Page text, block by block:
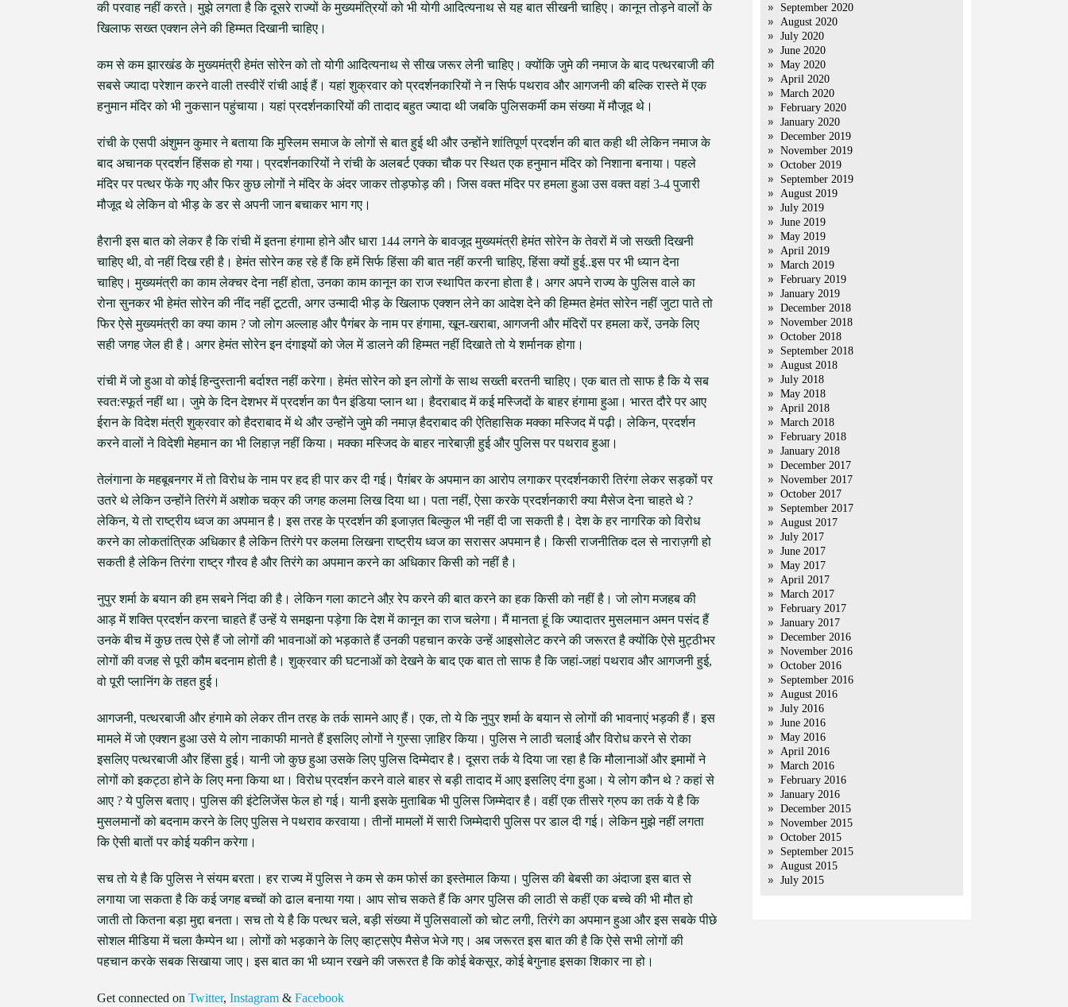
की परवाह नहीं करते। मुझे लगता है कि दूसरे राज्यों के मुख्यमंत्रियों को भी योगी आदित्यनाथ से यह बात सीखनी चाहिए। कानून तोड़ने वालों के
खिलाफ सख्त एक्शन लेने की हिम्मत दिखानी चाहिए।
कम से कम झारखंड के मुख्यमंत्री हेमंत सोरेन को तो योगी आदित्यनाथ से सीख जरूर लेनी चाहिए। क्योंकि जुमे की नमाज के बाद पत्थरबाजी की
सबसे ज्यादा परेशान करने वाली तस्वीरें रांची आई हैं। यहां शुक्रवार को प्रदर्शनकारियों ने न सिर्फ पथराव और आगजनी की बल्कि रास्ते में एक
हनुमान मंदिर को भी नुकसान पहुंचाया। यहां प्रदर्शनकारियों की तादाद बहुत ज्यादा थी जबकि पुलिसकर्मी कम संख्या में मौजूद थे।
रांची के एसपी अंशुमन कुमार ने बताया कि मुस्लिम समाज के लोगों से बात हुई थी और उन्होंने शांतिपूर्ण प्रदर्शन की बात कही थी लेकिन नमाज के
बाद अचानक प्रदर्शन हिंसक हो गया। प्रदर्शनकारियों ने रांची के अलबर्ट एक्का चौक पर स्थित एक हनुमान मंदिर को निशाना बनाया। पहले
मंदिर पर पत्थर फेंके गए और फिर कुछ लोगों ने मंदिर के अंदर जाकर तोड़फोड़ की। जिस वक्त मंदिर पर हमला हुआ उस वक्त वहां 3-4 पुजारी
मौजूद थे लेकिन वो भीड़ के डर से अपनी जान बचाकर भाग गए।
हैरानी इस बात को लेकर है कि रांची में इतना हंगामा होने और धारा 144 लगने के बावजूद मुख्यमंत्री हेमंत सोरेन के तेवरों में जो सख्ती दिखनी
चाहिए थी, वो नहीं दिख रही है। हेमंत सोरेन कह रहे हैं कि हमें सिर्फ हिंसा की बात नहीं करनी चाहिए, हिंसा क्यों हुई..इस पर भी ध्यान देना
चाहिए। मुख्यमंत्री का काम लेक्चर देना नहीं होता, उनका काम कानून का राज स्थापित करना होता है। अगर अपने राज्य के पुलिस वाले का
रोना सुनकर भी हेमंत सोरेन की नींद नहीं टूटती, अगर उन्मादी भीड़ के खिलाफ एक्शन लेने का आदेश देने की हिम्मत हेमंत सोरेन नहीं जुटा पाते तो
फिर ऐसे मुख्यमंत्री का क्या काम ? जो लोग अल्लाह और पैगंबर के नाम पर हंगामा, खून-खराबा, आगजनी और मंदिरों पर हमला करें, उनके लिए
सही जगह जेल ही है। अगर हेमंत सोरेन इन दंगाइयों को जेल में डालने की हिम्मत नहीं दिखाते तो ये शर्मानक होगा।
रांची में जो हुआ वो कोई हिन्दुस्तानी बर्दाश्त नहीं करेगा। हेमंत सोरेन को इन लोगों के साथ सख्ती बरतनी चाहिए। एक बात तो साफ है कि ये सब
स्वत:स्फूर्त नहीं था। जुमे के दिन देशभर में प्रदर्शन का पैन इंडिया प्लान था। हैदराबाद में कई मस्जिदों के बाहर हंगामा हुआ। भारत दौरे पर आए
ईरान के विदेश मंत्री शुक्रवार को हैदराबाद में थे और उन्होंने जुमे की नमाज़ हैदराबाद की ऐतिहासिक मक्का मस्जिद में पढ़ी। लेकिन, प्रदर्शन
करने वालों ने विदेशी मेहमान का भी लिहाज़ नहीं किया। मक्का मस्जिद के बाहर नारेबाज़ी हुई और पुलिस पर पथराव हुआ।
तेलंगाना के महबूबनगर में तो विरोध के नाम पर हद ही पार कर दी गई। पैग़ंबर के अपमान का आरोप लगाकर प्रदर्शनकारी तिरंगा लेकर सड़कों पर
उतरे थे लेकिन उन्होंने तिरंगे में अशोक चक्र की जगह कलमा लिख दिया था। पता नहीं, ऐसा करके प्रदर्शनकारी क्या मैसेज देना चाहते थे ?
लेकिन, ये तो राष्ट्रीय ध्वज का अपमान है। इस तरह के प्रदर्शन की इजाज़त बिल्कुल भी नहीं दी जा सकती है। देश के हर नागरिक को विरोध
करने का लोकतांत्रिक अधिकार है लेकिन तिरंगे पर कलमा लिखना राष्ट्रीय ध्वज का सरासर अपमान है। किसी राजनीतिक दल से नाराज़गी हो
सकती है लेकिन तिरंगा राष्ट्र गौरव है और तिरंगे का अपमान करने का अधिकार किसी को नहीं है।
नुपुर शर्मा के बयान की हम सबने निंदा की है। लेकिन गला काटने औऱ रेप करने की बात करने का हक किसी को नहीं है। जो लोग मजहब की
आड़ में शक्ति प्रदर्शन करना चाहते हैं उन्हें ये समझना पड़ेगा कि देश में कानून का राज चलेगा। मैं मानता हूं कि ज्यादातर मुसलमान अमन पसंद हैं
उनके बीच में कुछ तत्व ऐसे हैं जो लोगों की भावनाओं को भड़काते हैं उनकी पहचान करके उन्हें आइसोलेट करने की जरूरत है क्योंकि ऐसे मुट्ठीभर
लोगों की वजह से पूरी कौम बदनाम होती है। शुक्रवार की घटनाओं को देखने के बाद एक बात तो साफ है कि जहां-जहां पथराव और आगजनी हुई,
वो पूरी प्लानिंग के तहत हुई।
आगजनी, पत्थरबाजी और हंगामे को लेकर तीन तरह के तर्क सामने आए हैं। एक, तो ये कि नुपुर शर्मा के बयान से लोगों की भावनाएं भड़की हैं। इस
मामले में जो एक्शन हुआ उसे ये लोग नाकाफी मानते हैं इसलिए लोगों ने गुस्सा ज़ाहिर किया। पुलिस ने लाठी चलाई और विरोध करने से रोका
इसलिए पत्थरबाजी और हिंसा हुई। यानी जो कुछ हुआ उसके लिए पुलिस दिम्मेदार है। दूसरा तर्क ये दिया जा रहा है कि मौलानाओं और इमामों ने
लोगों को इकट्ठा होने के लिए मना किया था। विरोध प्रदर्शन करने वाले बाहर से बड़ी तादाद में आए इसलिए दंगा हुआ। ये लोग कौन थे ? कहां से
आए ? ये पुलिस बताए। पुलिस की इंटेलिजेंस फेल हो गई। यानी इसके मुताबिक भी पुलिस जिम्मेदार है। वहीं एक तीसरे ग्रुप का तर्क ये है कि
मुसलमानों को बदनाम करने के लिए पुलिस ने पथराव करवाया। तीनों मामलों में सारी जिम्मेदारी पुलिस पर डाल दी गई। लेकिन मुझे नहीं लगता
कि ऐसी बातों पर कोई यकीन करेगा।
सच तो ये है कि पुलिस ने संयम बरता। हर राज्य में पुलिस ने कम से कम फोर्स का इस्तेमाल किया। पुलिस की बेबसी का अंदाजा इस बात से
लगाया जा सकता है कि कई जगह बच्चों को ढाल बनाया गया। आप सोच सकते हैं कि अगर पुलिस की लाठी से कहीं एक बच्चे की भी मौत हो
जाती तो कितना बड़ा मुद्दा बनता। सच तो ये है कि पत्थर चले, बड़ी संख्या में पुलिसवालों को चोट लगी, तिरंगे का अपमान हुआ और इस सबके पीछे
सोशल मीडिया में चला कैम्पेन था। लोगों को भड़काने के लिए व्हाट्सऐप मैसेज भेजे गए। अब जरूरत इस बात की है कि ऐसे सभी लोगों की
पहचान करके सबक सिखाया जाए। इस बात का भी ध्यान रखने की जरूरत है कि कोई बेकसूर, कोई बेगुनाह इसका शिकार ना हो।
Get connected on Twitter, Instagram & Facebook
September 2020
August 2020
July 2020
June 2020
May 2020
April 2020
March 2020
February 2020
January 2020
December 2019
November 2019
October 2019
September 2019
August 2019
July 2019
June 2019
May 2019
April 2019
March 2019
February 2019
January 2019
December 2018
November 2018
October 2018
September 2018
August 2018
July 2018
May 2018
April 2018
March 2018
February 2018
January 2018
December 2017
November 2017
October 2017
September 2017
August 2017
July 2017
June 2017
May 2017
April 2017
March 2017
February 2017
January 2017
December 2016
November 2016
October 2016
September 2016
August 2016
July 2016
June 2016
May 2016
April 2016
March 2016
February 2016
January 2016
December 2015
November 2015
October 2015
September 2015
August 2015
July 2015